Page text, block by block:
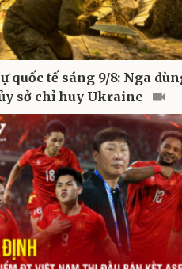
quốc tế sáng 9/8: Nga
sở chỉ huy Ukraine